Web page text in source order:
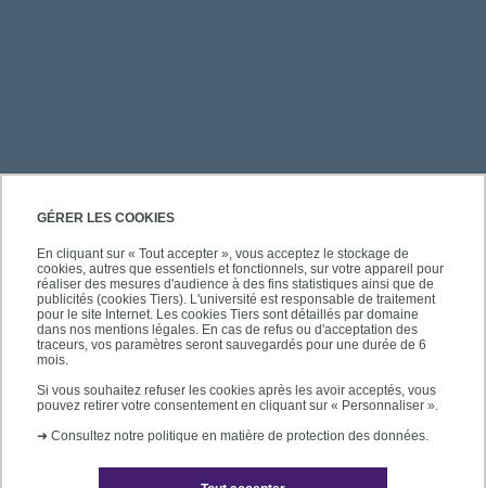
GÉRER LES COOKIES
En cliquant sur « Tout accepter », vous acceptez le stockage de
cookies, autres que essentiels et fonctionnels, sur votre appareil pour
réaliser des mesures d'audience à des fins statistiques ainsi que de
publicités (cookies Tiers). L'université est responsable de traitement
pour le site Internet. Les cookies Tiers sont détaillés par domaine
dans nos mentions légales. En cas de refus ou d'acceptation des
traceurs, vos paramètres seront sauvegardés pour une durée de 6
mois.
Si vous souhaitez refuser les cookies après les avoir acceptés, vous
pouvez retirer votre consentement en cliquant sur « Personnaliser ».
➜ Consultez notre politique en matière de protection des données.
PRATIQUE
ACCÈS RAPIDES
SUIVEZ-NOUS